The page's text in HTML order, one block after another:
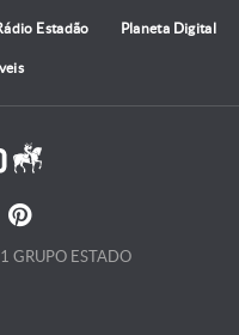
Estadão Planeta Digital
GRUPO ESTADO